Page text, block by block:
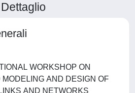
WORKSHOP ON
AND DESIGN OF